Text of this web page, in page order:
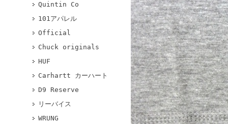
Quintin Co
101アパレル
Official
Chuck originals
HUF
Carhartt カーハート
D9 Reserve
リーバイス
WRUNG